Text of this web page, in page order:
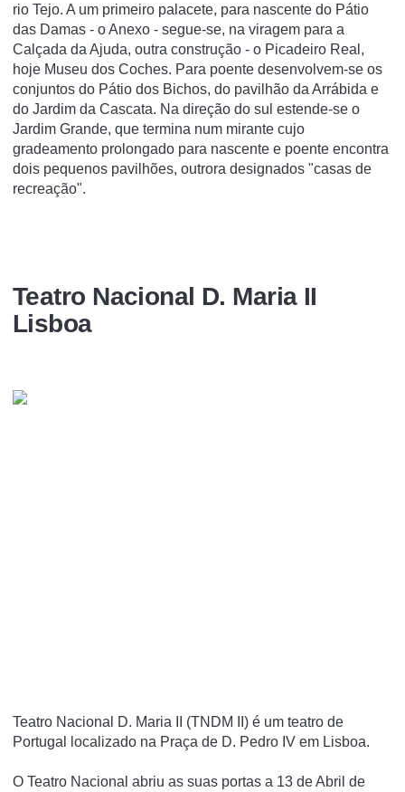
rio Tejo. A um primeiro palacete, para nascente do Pátio
das Damas - o Anexo - segue-se, na viragem para a
Calçada da Ajuda, outra construção - o Picadeiro Real,
hoje Museu dos Coches. Para poente desenvolvem-se os
conjuntos do Pátio dos Bichos, do pavilhão da Arrábida e
do Jardim da Cascata. Na direção do sul estende-se o
Jardim Grande, que termina num mirante cujo
gradeamento prolongado para nascente e poente encontra
dois pequenos pavilhões, outrora designados "casas de
recreação".
Teatro Nacional D. Maria II
Lisboa
Teatro Nacional D. Maria II (TNDM II) é um teatro de
Portugal localizado na Praça de D. Pedro IV em Lisboa.
O Teatro Nacional abriu as suas portas a 13 de Abril de